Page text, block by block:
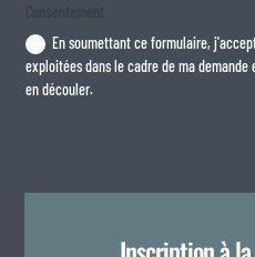
Consentement
En soumettant ce formulaire,
exploitées dans le cadre de ma
en découler.